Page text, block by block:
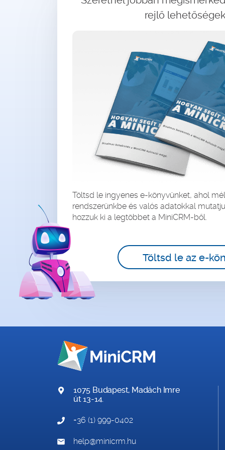
rejlő
Töltsd le ingyenes e-könyvünket, ahol
rendszerünkbe és valós adatokkal
hozzuk ki a legtöbbet a MiniCRM-ből.
Töltsd le az e-
1075 Budapest, Madách Imre
út 13-14.
+36 (1) 999-0402
help@minicrm.hu